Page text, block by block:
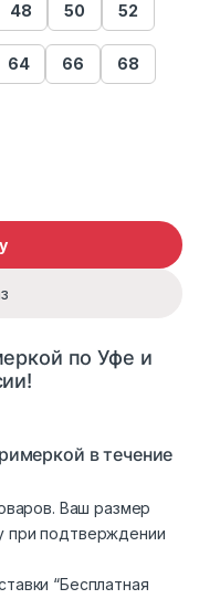
48 50 52
64 66 68
по Уфе и
в течение
Ваш размер
при подтверждении
“Бесплатная